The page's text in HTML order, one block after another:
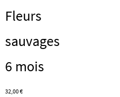
Fleurs
sauvages
6 mois
32,00€